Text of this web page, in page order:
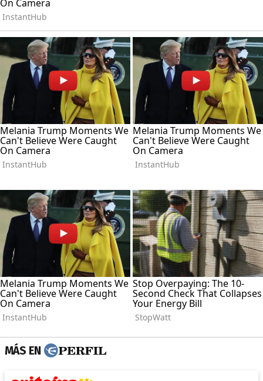
MÁS EN